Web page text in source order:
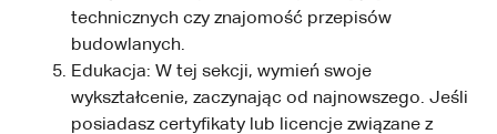
technicznych czy znajomość przepisów
budowlanych.
Edukacja: W tej sekcji, wymień swoje
wykształcenie, zaczynając od najnowszego. Jeśli
posiadasz certyfikaty lub licencje związane z